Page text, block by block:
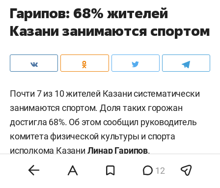
Гарипов: 68% жителей
Казани занимаются спортом
Почти 7 из 10 жителей Казани систематически
занимаются спортом. Доля таких горожан
достигла 68%. Об этом сообщил руководитель
комитета физической культуры и спорта
исполкома Казани Линар Гарипов.
12